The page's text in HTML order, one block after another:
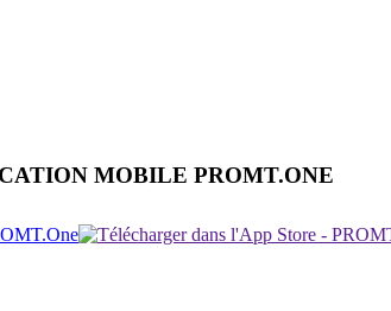
MOBILE PROMT.ONE